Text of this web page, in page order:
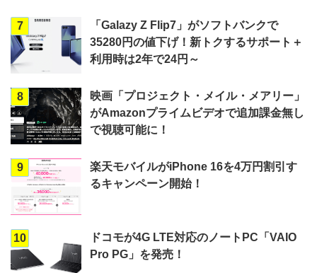
7
「Galazy Z Flip7」がソフトバンクで
35280円の値下げ！新トクするサポート＋
利用時は2年で24円～
8
映画「プロジェクト・メイル・メアリー」
がAmazonプライムビデオで追加課金無し
で視聴可能に！
9
楽天モバイルがiPhone 16を4万円割引す
るキャンペーン開始！
10
ドコモが4G LTE対応のノートPC「VAIO
Pro PG」を発売！